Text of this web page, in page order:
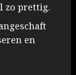
zo prettig.
en